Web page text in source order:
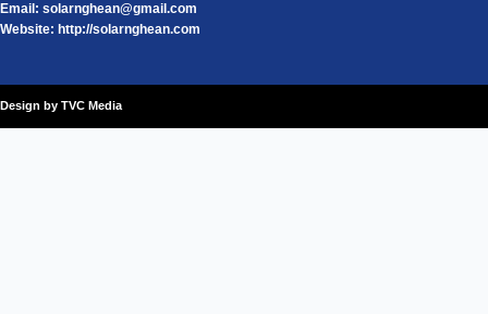
Email: solarnghean@gmail.com
Website: http://solarnghean.com
Design by TVC Media